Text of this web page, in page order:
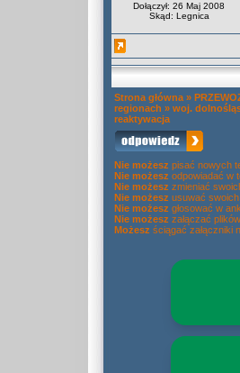
Dołączył: 26 Maj 2008
Skąd: Legnica
Strona główna »
regionach » woj.
reaktywacja
Nie możesz pisać nowych
Nie możesz odpowiadać w
Nie możesz zmieniać
Nie możesz usuwać
Nie możesz głosować w
Nie możesz załączać
Możesz ściągać załączniki